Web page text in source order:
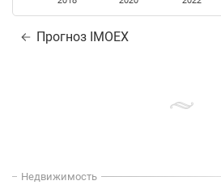
Прогноз IMOEX
Недвижимость